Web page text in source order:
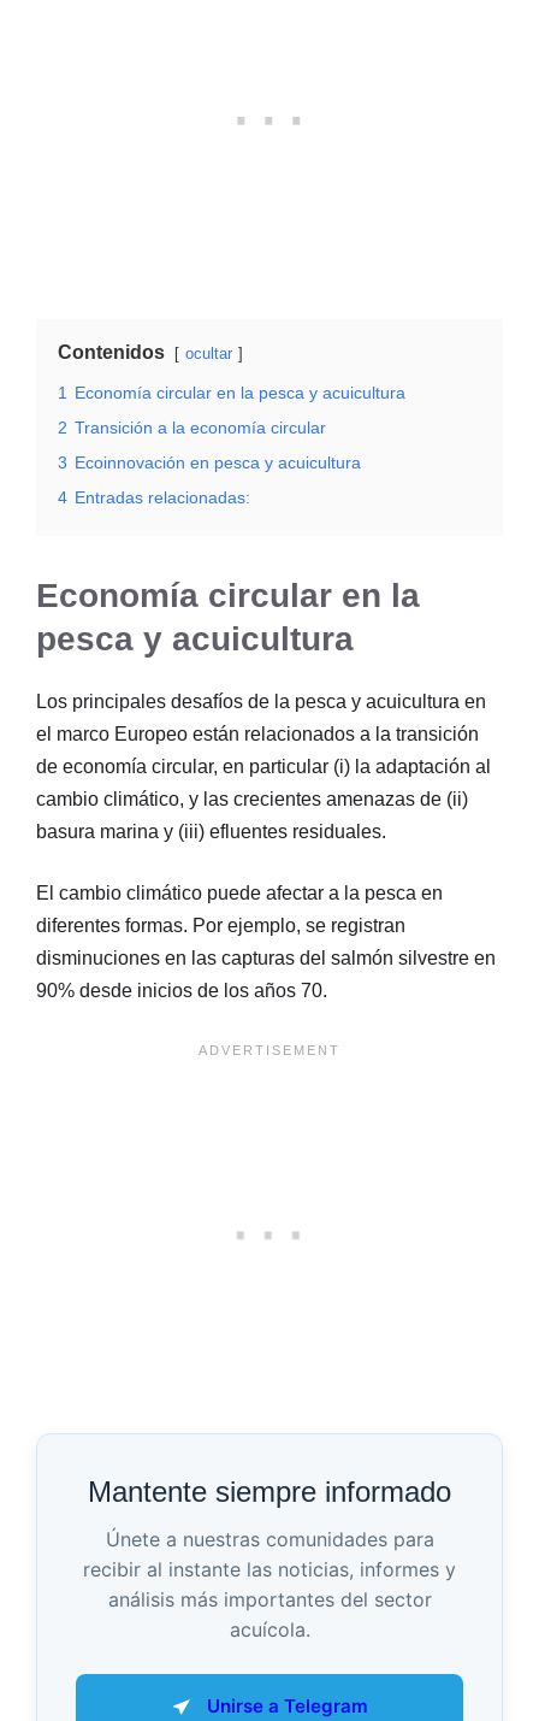
Contenidos ocultar
1 Economía circular en la pesca y acuicultura
2 Transición a la economía circular
3 Ecoinnovación en pesca y acuicultura
4 Entradas relacionadas:
Economía circular en la
pesca y acuicultura
Los principales desafíos de la pesca y acuicultura en
el marco Europeo están relacionados a la transición
de economía circular, en particular (i) la adaptación al
cambio climático, y las crecientes amenazas de (ii)
basura marina y (iii) efluentes residuales.
El cambio climático puede afectar a la pesca en
diferentes formas. Por ejemplo, se registran
disminuciones en las capturas del salmón silvestre en
90% desde inicios de los años 70.
Mantente siempre informado
Únete a nuestras comunidades para
recibir al instante las noticias, informes y
análisis más importantes del sector
acuícola.
Unirse a Telegram